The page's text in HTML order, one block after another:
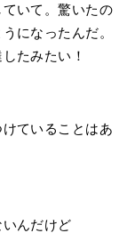
いて。驚いたの
になったんだ。
たみたい！
ていることはあ
んだけど